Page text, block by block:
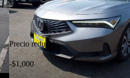
Precio reducido
-$1,000